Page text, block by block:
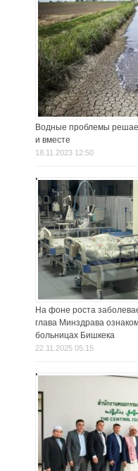
Водные проблемы
и вместе
18.11.2023 12:50
На фоне роста
глава Минздрава
больницах Бишкека
22.11.2025 05:15